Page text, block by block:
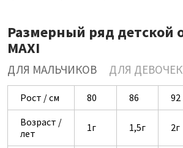
Размерный ряд детской
MAXI
ДЛЯ МАЛЬЧИКОВ ДЛЯ ДЕВОЧЕК
Рост / см 80 86 92
Возраст /
лет
1г 1,5г 2г